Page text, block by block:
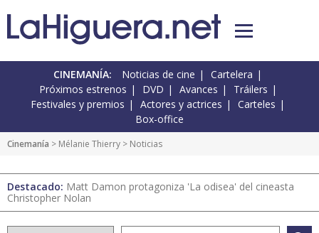
CINEMANÍA: Noticias de cine
Cartelera
Próximos estrenos
DVD Avances
Tráilers
Festivales y premios
Actores y actrices
Carteles
Box-office
Cinemanía > Mélanie Thierry > Noticias
Destacado: Matt Damon protagoniza 'La odisea' del cineasta
Christopher Nolan